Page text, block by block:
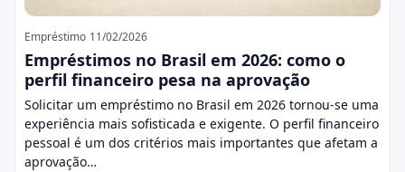
Empréstimo 11/02/2026
Empréstimos no Brasil em 2026: como o
perfil financeiro pesa na aprovação
Solicitar um empréstimo no Brasil em 2026 tornou-se uma
experiência mais sofisticada e exigente. O perfil financeiro
pessoal é um dos critérios mais importantes que afetam a
aprovação…